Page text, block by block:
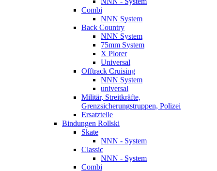
Combi
NNN System
Back Country
NNN System
75mm System
X Plorer
Universal
Offtrack Cruising
NNN System
universal
Militär, Streitkräfte,
Grenzsicherungstruppen, Polizei
Ersatzteile
Bindungen Rollski
Skate
NNN - System
Classic
NNN - System
Combi